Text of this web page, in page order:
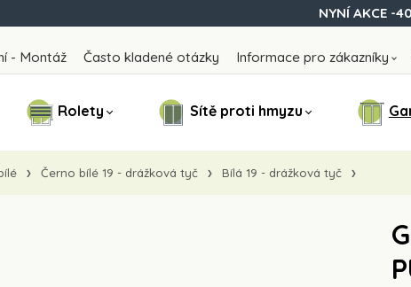
NYNÍ AKCE -
- Montáž Často kladené otázky Informace pro zákazníky
Rolety Sítě proti hmyzu
Černo bílé 19 - drážková tyč Bílá 19 - drážková tyč